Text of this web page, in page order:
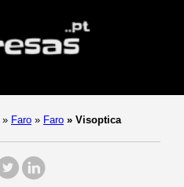
» Faro » Faro » Visoptica